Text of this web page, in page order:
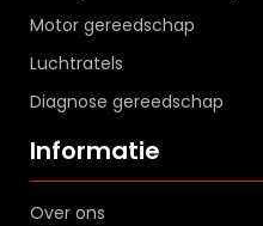
Motor gereedschap
Luchtratels
Diagnose gereedschap
Informatie
Over ons